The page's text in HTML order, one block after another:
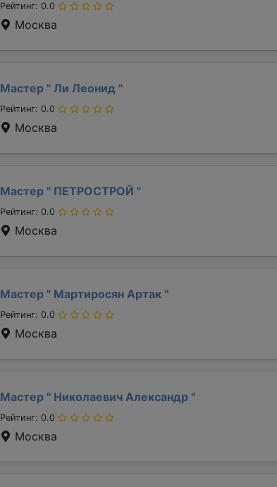
Рейтинг: 0.0
Москва
Мастер " Ли Леонид "
Рейтинг: 0.0
Москва
Мастер " ПЕТРОСТРОЙ "
Рейтинг: 0.0
Москва
Мастер " Мартиросян Артак "
Рейтинг: 0.0
Москва
Мастер " Николаевич Александр "
Рейтинг: 0.0
Москва